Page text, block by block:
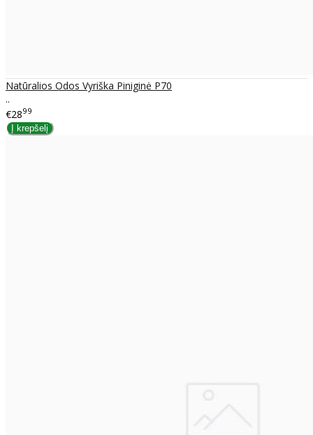
Natūralios Odos Vyriška Piniginė P70
..
€2899